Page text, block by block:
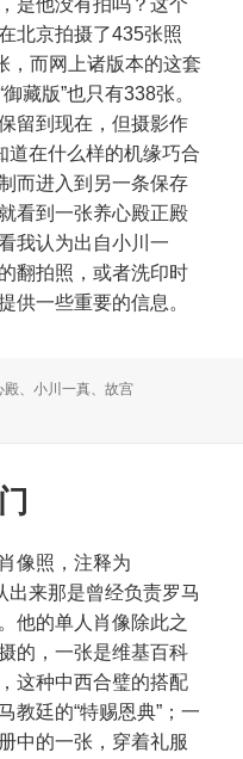
北京拍摄了435张照
，而网上诸版本的这套
藏版”也只有338张。
留到现在，但摄影作
道在什么样的机缘巧合
而进入到另一条保存
看到一张养心殿正殿
我认为出自小川一
翻拍照，或者洗印时
供一些重要的信息。
殿、小川一真、故宫
像照，注释为
出来那是曾经负责罗马
他的单人肖像除此之
的，一张是维基百科
这种中西合璧的搭配
教廷的“特赐恩典”；一
中的一张，穿着礼服